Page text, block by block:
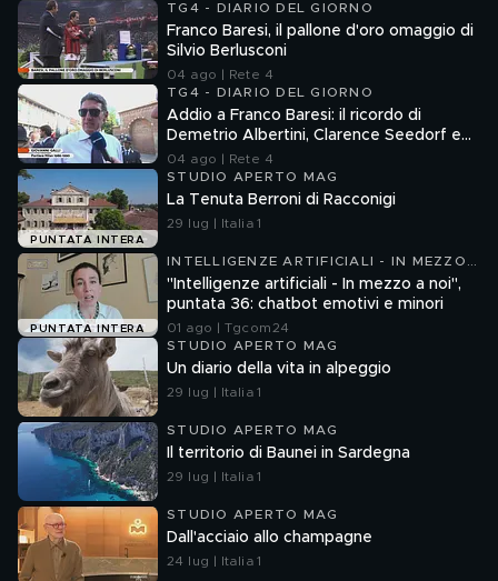
TG4 - DIARIO DEL GIORNO
Franco Baresi, il pallone d'oro omaggio di
Silvio Berlusconi
04 ago | Rete 4
TG4 - DIARIO DEL GIORNO
Addio a Franco Baresi: il ricordo di
Demetrio Albertini, Clarence Seedorf e
Giovanni Galli
04 ago | Rete 4
PUNTATA INTERA
STUDIO APERTO MAG
La Tenuta Berroni di Racconigi
29 lug | Italia 1
PUNTATA INTERA
INTELLIGENZE ARTIFICIALI - IN MEZZO
A NOI
"Intelligenze artificiali - In mezzo a noi",
puntata 36: chatbot emotivi e minori
01 ago | Tgcom24
STUDIO APERTO MAG
Un diario della vita in alpeggio
29 lug | Italia 1
STUDIO APERTO MAG
Il territorio di Baunei in Sardegna
29 lug | Italia 1
STUDIO APERTO MAG
Dall'acciaio allo champagne
24 lug | Italia 1